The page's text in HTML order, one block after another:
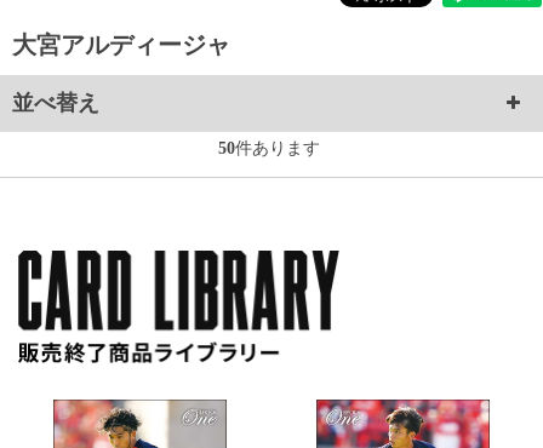
大宮アルディージャ
並べ替え
50件あります